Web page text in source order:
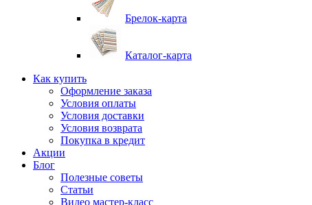
Брелок-карта
Каталог-карта
Как купить
Оформление заказа
Условия оплаты
Условия доставки
Условия возврата
Покупка в кредит
Акции
Блог
Полезные советы
Статьи
Видео мастер-класс